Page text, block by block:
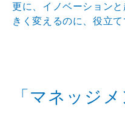
更に、イノベーション
きく変えるのに、役立て
「マネッジ